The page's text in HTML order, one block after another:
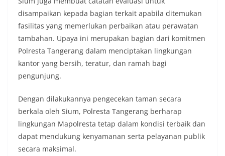
disampaikan kepada bagian terkait apabila ditemukan
fasilitas yang memerlukan perbaikan atau perawatan
tambahan. Upaya ini merupakan bagian dari komitmen
Polresta Tangerang dalam menciptakan lingkungan
kantor yang bersih, teratur, dan ramah bagi
pengunjung.
Dengan dilakukannya pengecekan taman secara
berkala oleh Sium, Polresta Tangerang berharap
lingkungan Mapolresta tetap dalam kondisi terbaik dan
dapat mendukung kenyamanan serta pelayanan publik
secara maksimal.